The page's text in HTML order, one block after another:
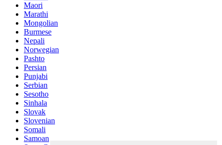
Maori
Marathi
Mongolian
Burmese
Nepali
Norwegian
Pashto
Persian
Punjabi
Serbian
Sesotho
Sinhala
Slovak
Slovenian
Somali
Samoan